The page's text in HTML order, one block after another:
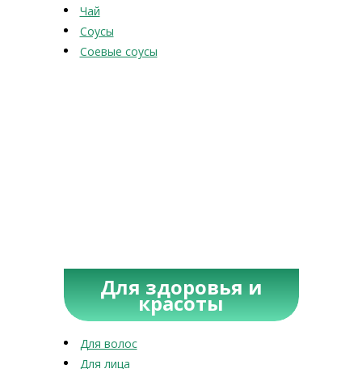
Чай
Соусы
Соевые соусы
Для здоровья и
красоты
Для волос
Для лица